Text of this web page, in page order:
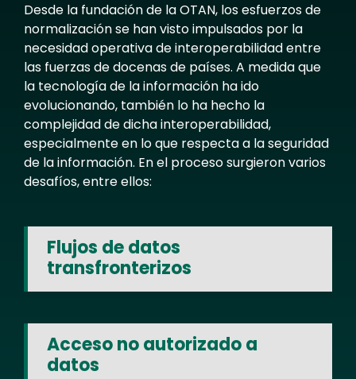
Text
Desde la fundación de la OTAN, los esfuerzos de
normalización se han visto impulsados por la
necesidad operativa de interoperabilidad entre
las fuerzas de docenas de países. A medida que
la tecnología de la información ha ido
evolucionando, también lo ha hecho la
complejidad de dicha interoperabilidad,
especialmente en lo que respecta a la seguridad
de la información. En el proceso surgieron varios
desafíos, entre ellos:
Flujos de datos
transfronterizos
Acceso no autorizado a
datos